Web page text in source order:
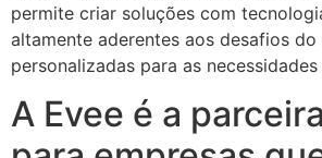
permite criar soluções com
altamente aderentes aos desafios
personalizadas para as
A Evee é a